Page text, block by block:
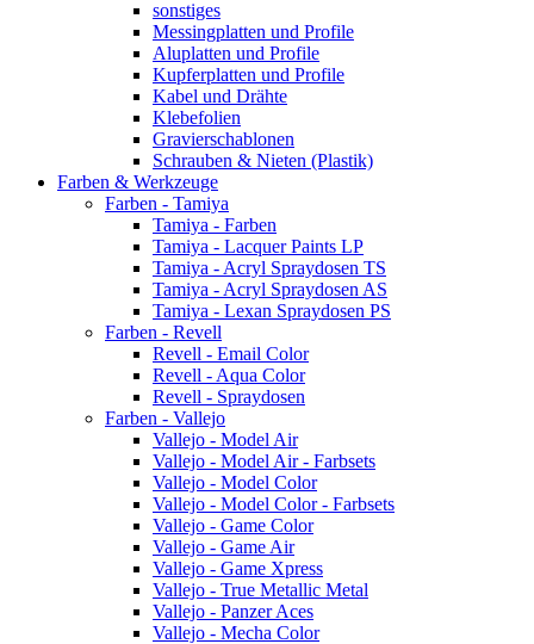
sonstiges
Messingplatten und Profile
Aluplatten und Profile
Kupferplatten und Profile
Kabel und Drähte
Klebefolien
Gravierschablonen
Schrauben & Nieten (Plastik)
Farben & Werkzeuge
Farben - Tamiya
Tamiya - Farben
Tamiya - Lacquer Paints LP
Tamiya - Acryl Spraydosen TS
Tamiya - Acryl Spraydosen AS
Tamiya - Lexan Spraydosen PS
Farben - Revell
Revell - Email Color
Revell - Aqua Color
Revell - Spraydosen
Farben - Vallejo
Vallejo - Model Air
Vallejo - Model Air - Farbsets
Vallejo - Model Color
Vallejo - Model Color - Farbsets
Vallejo - Game Color
Vallejo - Game Air
Vallejo - Game Xpress
Vallejo - True Metallic Metal
Vallejo - Panzer Aces
Vallejo - Mecha Color